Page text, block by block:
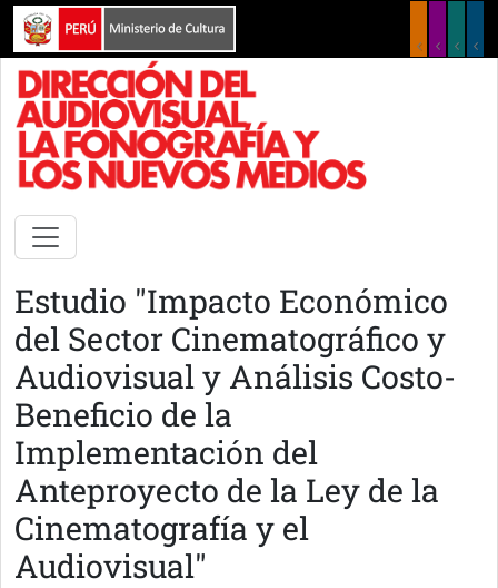
Pasar al contenido principal
Estudio "Impacto Económico
del Sector Cinematográfico y
Audiovisual y Análisis Costo-
Beneficio de la
Implementación del
Anteproyecto de la Ley de la
Cinematografía y el
Audiovisual"